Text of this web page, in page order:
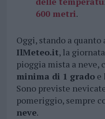
600 metri.
Oggi, stando a quanto
IlMeteo.it, la
pioggia mista a neve,
minima di 1 gradoe
Sono previste
pomeriggio, sempre
neve.